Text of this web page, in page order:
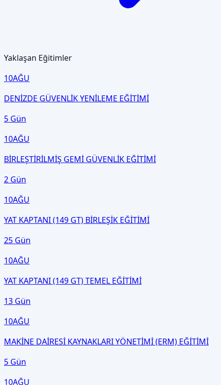
Yaklaşan Eğitimler
10AĞU
DENİZDE GÜVENLİK YENİLEME EĞİTİMİ
5 Gün
10AĞU
BİRLEŞTİRİLMİŞ GEMİ GÜVENLİK EĞİTİMİ
2 Gün
10AĞU
YAT KAPTANI (149 GT) BİRLEŞİK EĞİTİMİ
25 Gün
10AĞU
YAT KAPTANI (149 GT) TEMEL EĞİTİMİ
13 Gün
10AĞU
MAKİNE DAİRESİ KAYNAKLARI YÖNETİMİ (ERM) EĞİTİMİ
5 Gün
10AĞU